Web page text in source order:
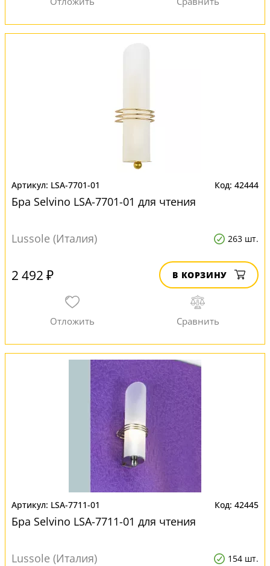
LSA-7701-01 42444
Бра Selvino LSA-7701-01 для чтения
Lussole (Италия) 263 шт.
2 492 ₽ В КОРЗИНУ
LSA-7711-01 42445
Бра Selvino LSA-7711-01 для чтения
Lussole (Италия) 154 шт.